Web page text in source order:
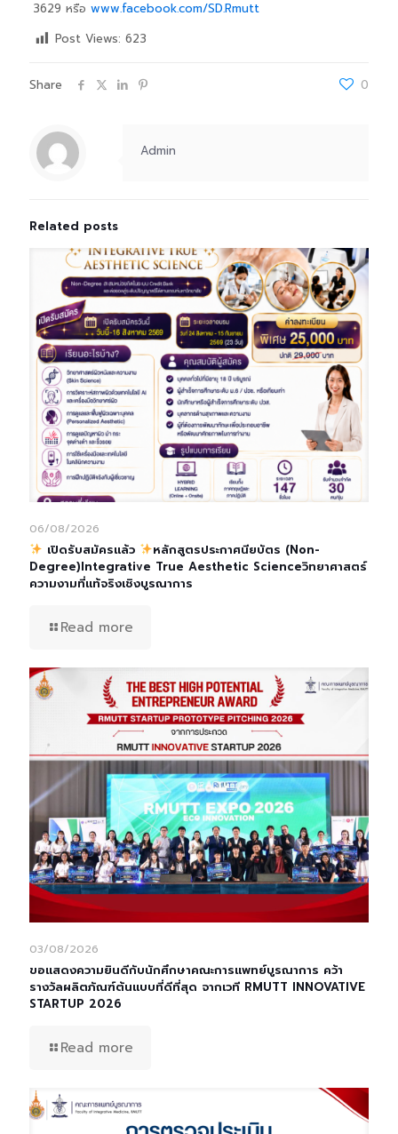
3629 หรือ www.facebook.com/SD.Rmutt
Post Views: 623
Share 0
Admin
Related posts
06/08/2026
เปิดรับสมัครแล้ว
หลักสูตรประกาศนียบัตร (Non-
Degree)Integrative True Aesthetic Scienceวิทยาศาสตร์
ความงามที่แท้จริงเชิงบูรณาการ
Read more
03/08/2026
ขอแสดงความยินดีกับนักศึกษาคณะการแพทย์บูรณาการ คว้า
รางวัลผลิตภัณฑ์ต้นแบบที่ดีที่สุด จากเวที RMUTT INNOVATIVE
STARTUP 2026
Read more